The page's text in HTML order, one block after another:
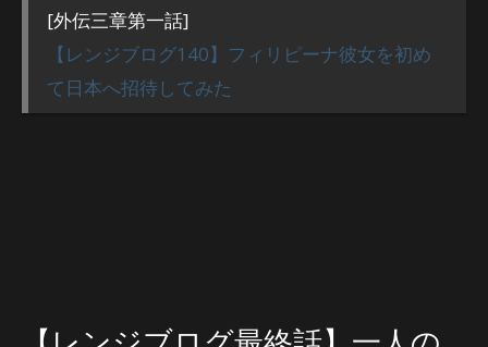
[外伝三章第一話]
【レンジブログ140】フィリピーナ彼女を初め
て日本へ招待してみた